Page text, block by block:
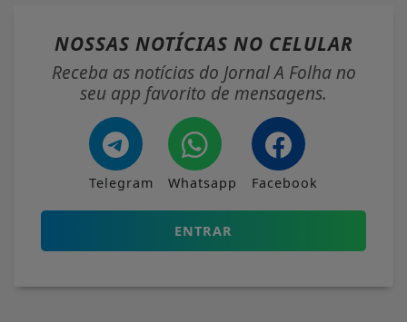
NOSSAS NOTÍCIAS NO CELULAR
Receba as notícias do Jornal A Folha no
seu app favorito de mensagens.
Telegram Whatsapp Facebook
ENTRAR